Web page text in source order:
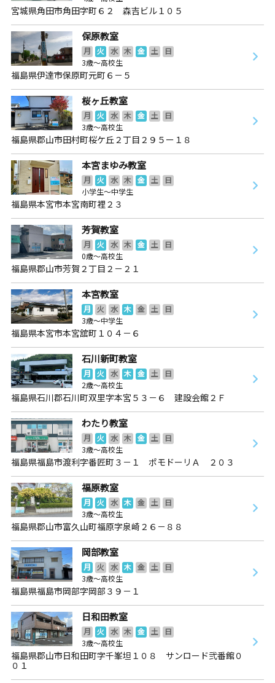
宮城県角田市角田字町６２ 森吉ビル１０５
保原教室
月 火 水 木 金 土
日
3歳～高校生
福島県伊達市保原町元町６－５
桜ヶ丘教室
月 火 水 木 金 土
日
3歳～高校生
福島県郡山市田村町桜ケ丘２丁目２９５ー１８
本宮まゆみ教室
月 火 水 木 金 土
日
小学生～中学生
福島県本宮市本宮南町裡２３
芳賀教室
月 火 水 木 金 土
日
0歳～高校生
福島県郡山市芳賀２丁目２－２１
本宮教室
月 火 水 木 金 土
日
3歳～中学生
福島県本宮市本宮舘町１０４－６
石川新町教室
月 火 水 木 金 土
日
2歳～高校生
福島県石川郡石川町双里字本宮５３－６ 建設会館２Ｆ
わたり教室
月 火 水 木 金 土
日
3歳～高校生
福島県福島市渡利字番匠町３－１ ポモドーリＡ ２０３
福原教室
月 火 水 木 金 土
日
3歳～高校生
福島県郡山市富久山町福原字泉崎２６－８８
岡部教室
月 火 水 木 金 土
日
3歳～高校生
福島県福島市岡部字岡部３９－１
日和田教室
月 火 水 木 金 土
日
3歳～高校生
福島県郡山市日和田町字千峯坦１０８ サンロード弐番館０
０１